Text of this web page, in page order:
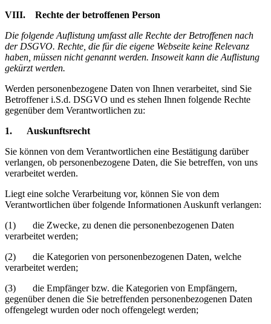
VIII. Rechte der betroffenen Person
Die folgende Auflistung umfasst alle Rechte der Betroffenen nach
der DSGVO. Rechte, die für die eigene Webseite keine Relevanz
haben, müssen nicht genannt werden. Insoweit kann die Auflistung
gekürzt werden.
Werden personenbezogene Daten von Ihnen verarbeitet, sind Sie
Betroffener i.S.d. DSGVO und es stehen Ihnen folgende Rechte
gegenüber dem Verantwortlichen zu:
1. Auskunftsrecht
Sie können von dem Verantwortlichen eine Bestätigung darüber
verlangen, ob personenbezogene Daten, die Sie betreffen, von uns
verarbeitet werden.
Liegt eine solche Verarbeitung vor, können Sie von dem
Verantwortlichen über folgende Informationen Auskunft verlangen:
(1) die Zwecke, zu denen die personenbezogenen Daten
verarbeitet werden;
(2) die Kategorien von personenbezogenen Daten, welche
verarbeitet werden;
(3) die Empfänger bzw. die Kategorien von Empfängern,
gegenüber denen die Sie betreffenden personenbezogenen Daten
offengelegt wurden oder noch offengelegt werden;